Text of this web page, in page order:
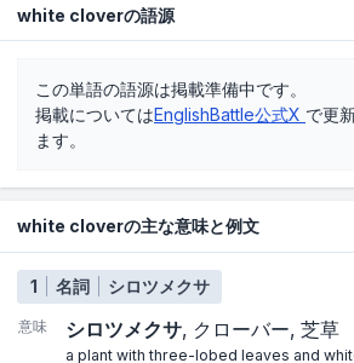
white cloverの語源
この単語の語源は掲載準備中です。
掲載についてはEnglishBattle公式X で更
ます。
white cloverの主な意味と例文
1 名詞 シロツメクサ
意味 シロツメクサ クローバー 芝草
a plant with three-lobed leaves and